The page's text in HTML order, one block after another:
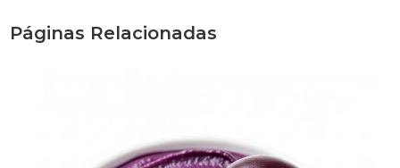
Páginas Relacionadas